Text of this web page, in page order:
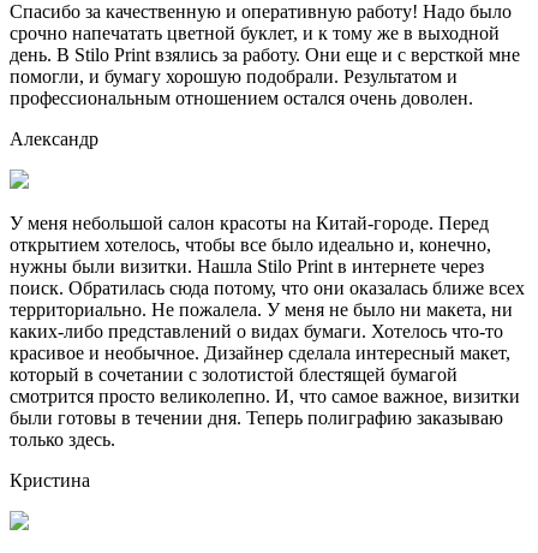
Спасибо за качественную и оперативную работу! Надо было
срочно напечатать цветной буклет, и к тому же в выходной
день. В Stilo Print взялись за работу. Они еще и с версткой мне
помогли, и бумагу хорошую подобрали. Результатом и
профессиональным отношением остался очень доволен.
Александр
У меня небольшой салон красоты на Китай-городе. Перед
открытием хотелось, чтобы все было идеально и, конечно,
нужны были визитки. Нашла Stilo Print в интернете через
поиск. Обратилась сюда потому, что они оказалась ближе всех
территориально. Не пожалела. У меня не было ни макета, ни
каких-либо представлений о видах бумаги. Хотелось что-то
красивое и необычное. Дизайнер сделала интересный макет,
который в сочетании с золотистой блестящей бумагой
смотрится просто великолепно. И, что самое важное, визитки
были готовы в течении дня. Теперь полиграфию заказываю
только здесь.
Кристина